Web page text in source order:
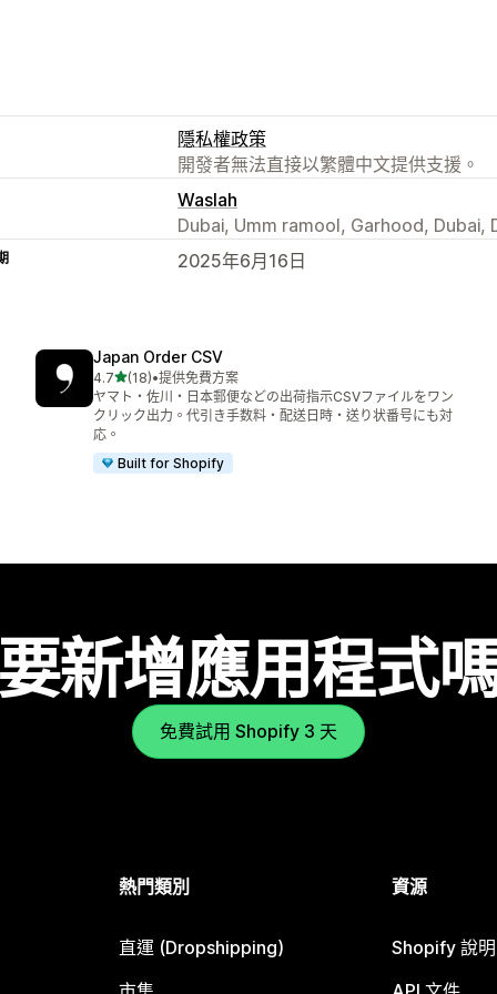
隱私權政策
開發者無法直接以繁體中文提供支援。
Waslah
Dubai, Umm ramool, Garhood, Dubai,
2025年6月16日
Japan Order CSV
4.7滿分 5 顆星
(18)
共有 18 則評價
•提供免費方案
ヤマト・佐川・日本郵便などの出荷指示CSVファイルをワン
クリック出力。代引き手数料・配送日時・送り状番号にも対
応。
Built for Shopify
新增應用程式
免費試用 Shopify 3 天
熱門類別
直運 (Dropshipping)
資源
Shopify 說